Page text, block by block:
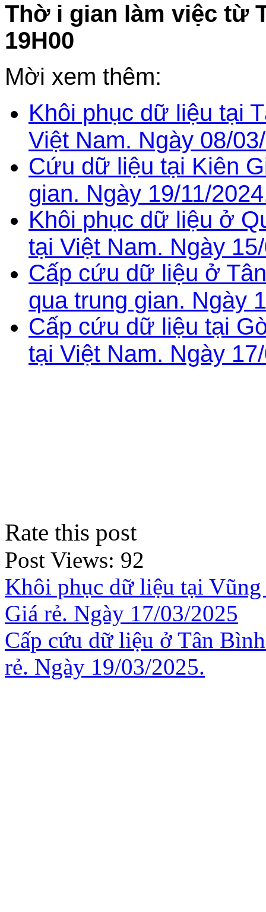
Thờ i gian làm việc từ
19H00
Mời xem thêm:
Khôi phục dữ liệu tại
Việt Nam. Ngày 08/
Cứu dữ liệu tại Kiên
gian. Ngày 19/11/
Khôi phục dữ liệu ở
tại Việt Nam. Ngày
Cấp cứu dữ liệu ở
qua trung gian. Ngày
Cấp cứu dữ liệu tại
tại Việt Nam. Ngày
Rate this post
Post Views: 92
Khôi phục dữ liệu tại Vũng
Giá rẻ. Ngày 17/03/2025
Cấp cứu dữ liệu ở Tân
rẻ. Ngày 19/03/2025.